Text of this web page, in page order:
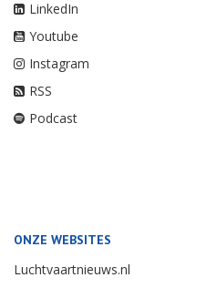
LinkedIn
Youtube
Instagram
RSS
Podcast
ONZE WEBSITES
Luchtvaartnieuws.nl